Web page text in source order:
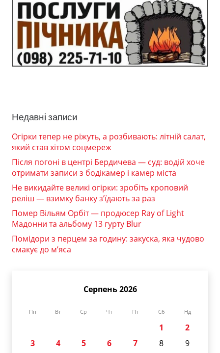
Недавні записи
Огірки тепер не ріжуть, а розбивають: літній салат,
який став хітом соцмереж
Після погоні в центрі Бердичева — суд: водій хоче
отримати записи з бодікамер і камер міста
Не викидайте великі огірки: зробіть кроповий
реліш — взимку банку з’їдають за раз
Помер Вільям Орбіт — продюсер Ray of Light
Мадонни та альбому 13 гурту Blur
Помідори з перцем за годину: закуска, яка чудово
смакує до м’яса
Серпень 2026
Пн Вт Ср Чт Пт Сб Нд
1
2
3
4 5 6 7 8
9